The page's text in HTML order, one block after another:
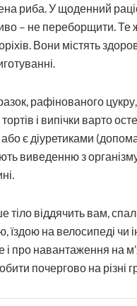
риба. У щоденний
– не переборщити. Те
Вони містять
рафінованого цукру,
і випічки варто
або є діуретиками
виведенню з
тіло віддячить вам,
їздою на велосипеді
про навантаження на
почергово на різні